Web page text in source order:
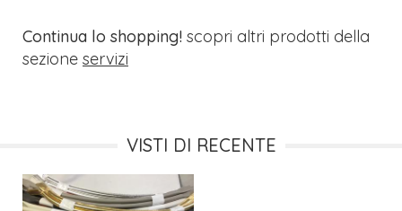
Continua lo shopping! scopri altri prodotti della
sezione servizi
VISTI DI RECENTE